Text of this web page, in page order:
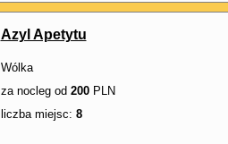
Azyl Apetytu
Wólka
za nocleg od 200PLN
liczba miejsc: 8